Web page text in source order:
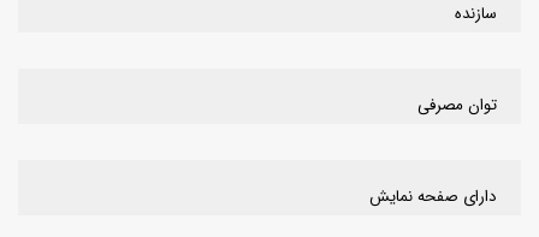
سازنده
توان مصرفی
دارای صفحه نمایش